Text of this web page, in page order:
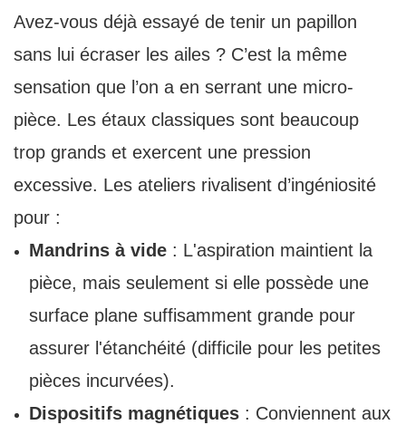
Avez-vous déjà essayé de tenir un papillon
sans lui écraser les ailes ? C’est la même
sensation que l’on a en serrant une micro-
pièce. Les étaux classiques sont beaucoup
trop grands et exercent une pression
excessive. Les ateliers rivalisent d’ingéniosité
pour :
Mandrins à vide: L'aspiration maintient la
pièce, mais seulement si elle possède une
surface plane suffisamment grande pour
assurer l'étanchéité (difficile pour les petites
pièces incurvées).
Dispositifs magnétiques: Conviennent aux